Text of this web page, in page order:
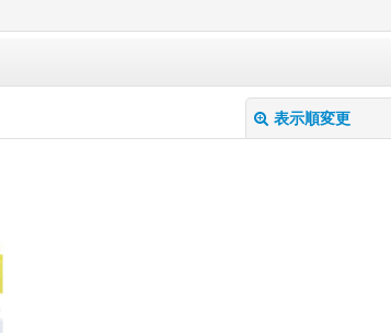
表示順変更